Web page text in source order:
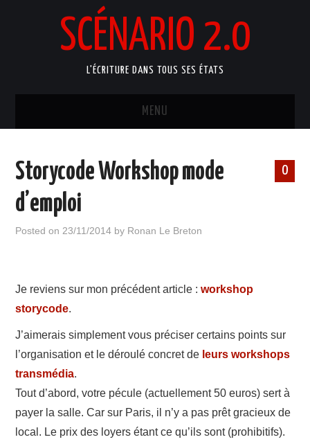
SCÉNARIO 2.0
L'ÉCRITURE DANS TOUS SES ÉTATS
MENU
ATELIERS ARTISTIQUES
MANUELS D’ÉCRITURE
PORTFOLIO
CONTACT
0
Storycode Workshop mode
d’emploi
Posted on 23/11/2014 by Ronan Le Breton
Je reviens sur mon précédent article :workshop
storycode.
J’aimerais simplement vous préciser certains points sur
l’organisation et le déroulé concret de leurs workshops
transmédia.
Tout d’abord, votre pécule (actuellement 50 euros) sert à
payer la salle. Car sur Paris, il n’y a pas prêt gracieux de
local. Le prix des loyers étant ce qu’ils sont (prohibitifs).